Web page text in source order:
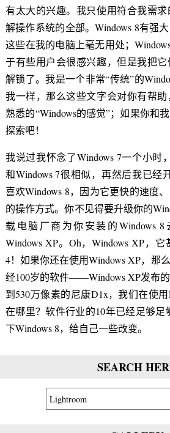
有太大的兴趣。我只使用符合我需
解操作系统的全部。Windows 8有强
这些在我的电脑上毫无用处；
于有些用户会很感兴趣，但是我把
解锁了。我是一个非常“传统”的
我一样，那么这些文字会对你有帮
熟悉的“Windows的感觉”；如果你和
探索吧！
我说过我怀念了Windows 7一个小时
和Windows 7很相似，再然后我已经
喜欢Windows 8，因为它更快的速度
的操作方式。你不见得要升级你的
载电脑厂商为你安装的Windows 8
Windows XP。Oh，Windows XP，
4！如果你还在使用Windows XP，那
经100岁的软件——Windows XP发布
到530万像素的尼康D1x，我们在使用
在哪里？软件行业的10年已经足够
下Windows 8，给自己一些改变。
SEARCH